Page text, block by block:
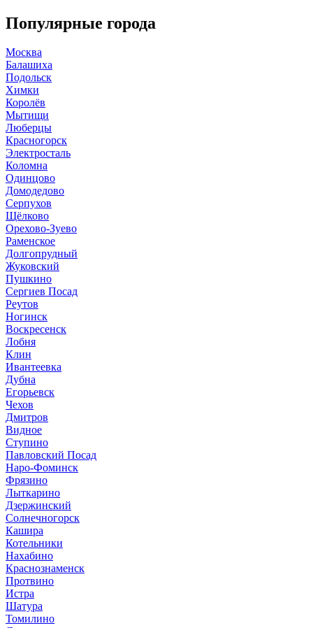
Популярные города
Москва
Балашиха
Подольск
Химки
Королёв
Мытищи
Люберцы
Красногорск
Электросталь
Коломна
Одинцово
Домодедово
Серпухов
Щёлково
Орехово-Зуево
Раменское
Долгопрудный
Жуковский
Пушкино
Сергиев Посад
Реутов
Ногинск
Воскресенск
Лобня
Клин
Ивантеевка
Дубна
Егорьевск
Чехов
Дмитров
Видное
Ступино
Павловский Посад
Наро-Фоминск
Фрязино
Лыткарино
Дзержинский
Солнечногорск
Кашира
Котельники
Нахабино
Краснознаменск
Протвино
Истра
Шатура
Томилино